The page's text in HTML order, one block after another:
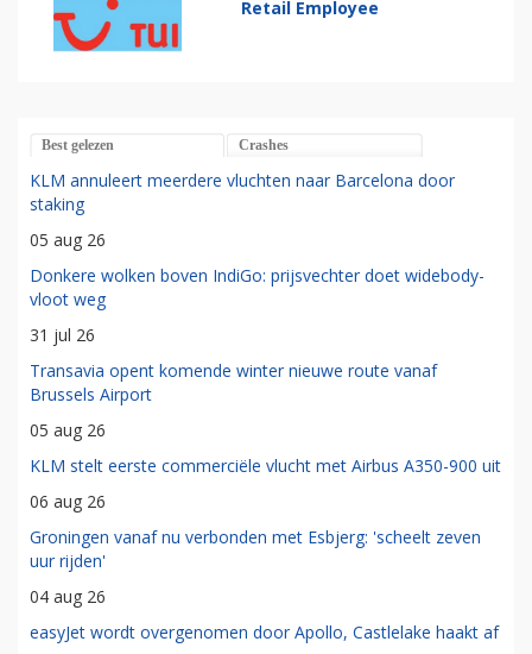
Retail Employee
Best gelezen Crashes
KLM annuleert meerdere vluchten naar Barcelona door
staking
05 aug 26
Donkere wolken boven IndiGo: prijsvechter doet widebody-
vloot weg
31 jul 26
Transavia opent komende winter nieuwe route vanaf
Brussels Airport
05 aug 26
KLM stelt eerste commerciële vlucht met Airbus A350-900 uit
06 aug 26
Groningen vanaf nu verbonden met Esbjerg: 'scheelt zeven
uur rijden'
04 aug 26
easyJet wordt overgenomen door Apollo, Castlelake haakt af